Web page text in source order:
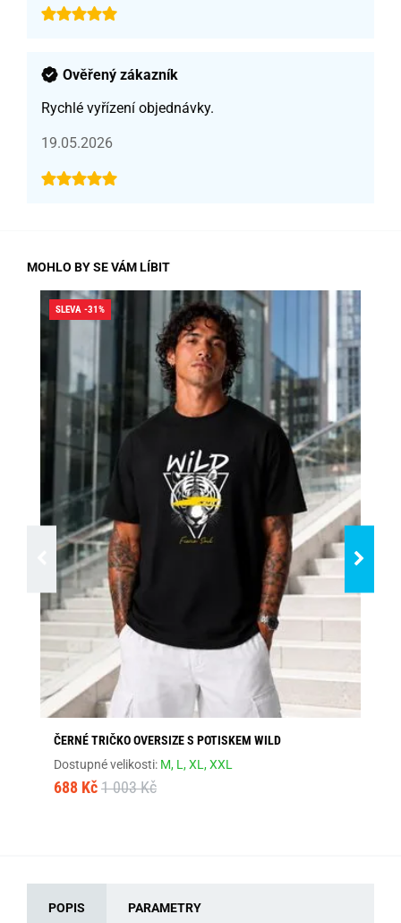
Ověřený zákazník
Rychlé vyřízení objednávky.
19.05.2026
MOHLO BY SE VÁM LÍBIT
SLEVA -31%
ČERNÉ TRIČKO OVERSIZE S POTISKEM WILD
Dostupné velikosti: M, L,XL,XXL
688 Kč 1 003 Kč
POPIS PARAMETRY